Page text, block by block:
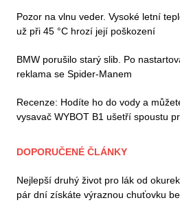
Pozor na vlnu veder. Vysoké letní
už při 45 °C hrozí její poškození
BMW porušilo starý slib. Po
reklama se Spider-Manem
Recenze: Hodíte ho do vody a
vysavač WYBOT B1 ušetří spoustu
DOPORUČENÉ ČLÁNKY
Nejlepší druhý život pro lák od
pár dní získáte výraznou chuťovku